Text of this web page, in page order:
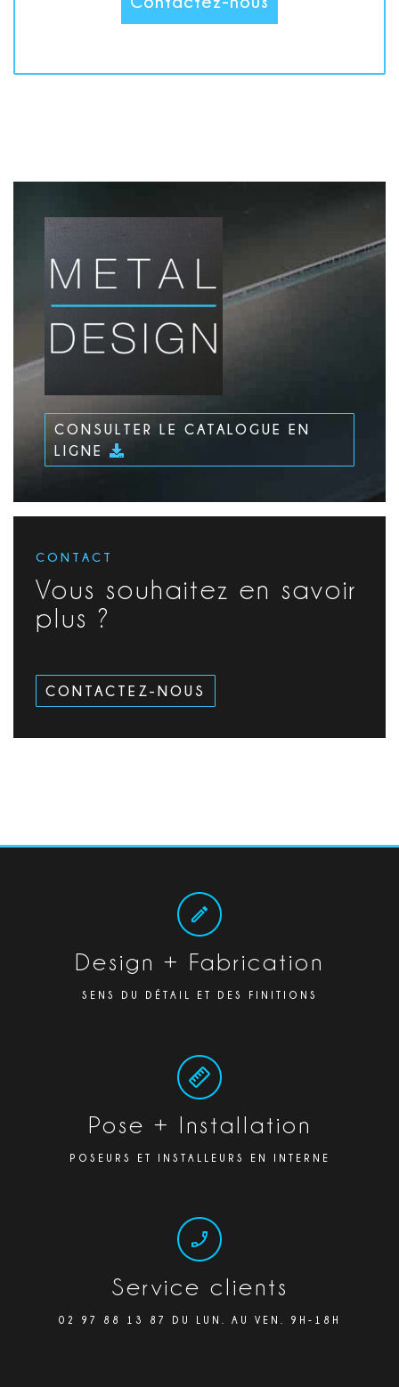
CONSULTER LE CATALOGUE EN
LIGNE
CONTACT
Vous souhaitez en savoir
plus ?
CONTACTEZ-NOUS
Design + Fabrication
SENS DU DÉTAIL ET DES FINITIONS
Pose + Installation
POSEURS ET INSTALLEURS EN INTERNE
Service clients
02 97 88 13 87 DU LUN. AU VEN. 9H-18H